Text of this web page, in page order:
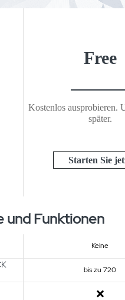
Free
Kostenlos ausprobieren.
später.
Starten Sie
und Funktionen
Keine
bis zu 720